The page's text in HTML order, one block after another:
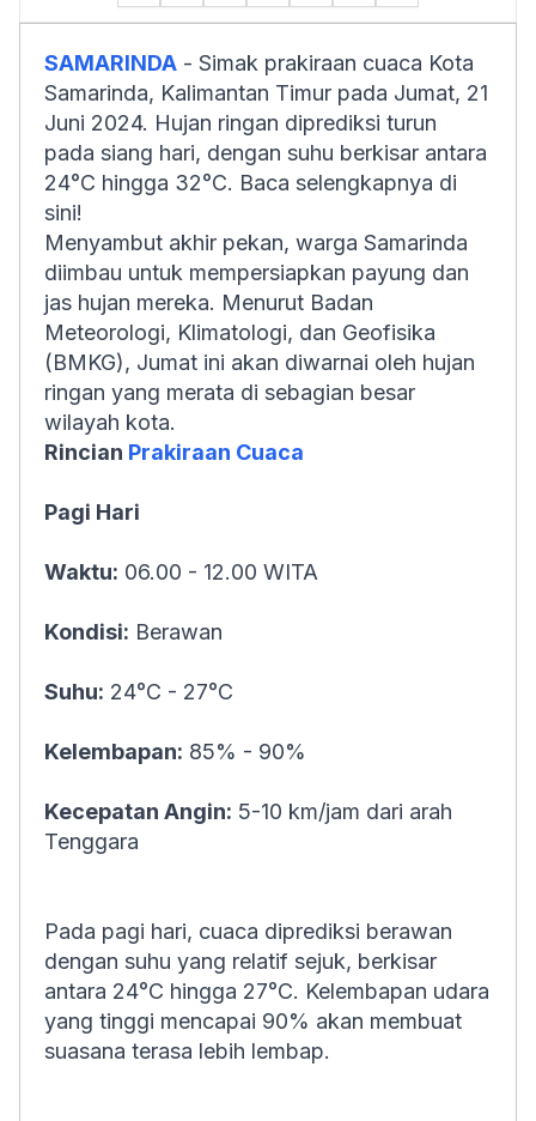
SAMARINDA - Simak prakiraan cuaca Kota
Samarinda, Kalimantan Timur pada Jumat, 21
Juni 2024. Hujan ringan diprediksi turun
pada siang hari, dengan suhu berkisar antara
24°C hingga 32°C. Baca selengkapnya di
sini!
Menyambut akhir pekan, warga Samarinda
diimbau untuk mempersiapkan payung dan
jas hujan mereka. Menurut Badan
Meteorologi, Klimatologi, dan Geofisika
(BMKG), Jumat ini akan diwarnai oleh hujan
ringan yang merata di sebagian besar
wilayah kota.
Rincian Prakiraan Cuaca
Pagi Hari
Waktu: 06.00 - 12.00 WITA
Kondisi: Berawan
Suhu: 24°C - 27°C
Kelembapan: 85% - 90%
Kecepatan Angin: 5-10 km/jam dari arah
Tenggara
Pada pagi hari, cuaca diprediksi berawan
dengan suhu yang relatif sejuk, berkisar
antara 24°C hingga 27°C. Kelembapan udara
yang tinggi mencapai 90% akan membuat
suasana terasa lebih lembap.